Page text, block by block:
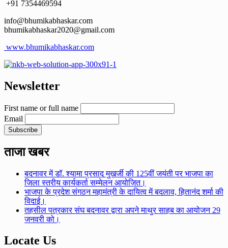
+91 7354469594
info@bhumikabhaskar.com
bhumikabhaskar2020@gmail.com
www.bhumikabhaskar.com
Newsletter
First name or full name
Email
ताजा खबर
बदनावर में डॉ. श्यामा प्रसाद मुखर्जी की 125वीं जयंती पर भाजपा का
जिला स्तरीय कार्यकर्ता सम्मेलन आयोजित।
भाजपा के प्रदेश संगठन महामंत्री के दायित्व में बदलाव, हितानंद शर्मा की
विदाई।
तहसील पत्रकार संघ बदनावर द्वारा अपने माथुर साहब का आयोजन 29
जनवरी को।
Locate Us